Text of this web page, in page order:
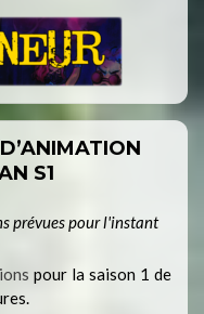
S1
prévues pour l'instant
pour la saison 1 de